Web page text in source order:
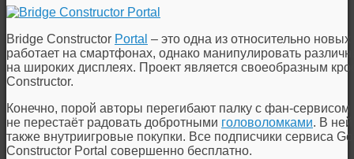
Bridge Constructor Portal – это одна из относительно
работает на смартфонах, однако манипулировать
на широких дисплеях. Проект является своеобразным
Constructor.
Конечно, порой авторы перегибают палку с фан-
не перестаёт радовать добротными головоломками. В ней
также внутриигровые покупки. Все подписчики сервиса
Constructor Portal совершенно бесплатно.